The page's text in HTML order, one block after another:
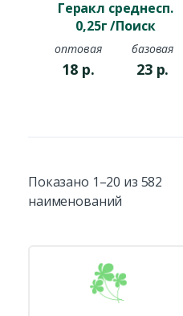
Геракл среднесп.
0,25г /Поиск
оптовая
18 р.
базовая
23 р.
Показано 1–20 из 582
наименований